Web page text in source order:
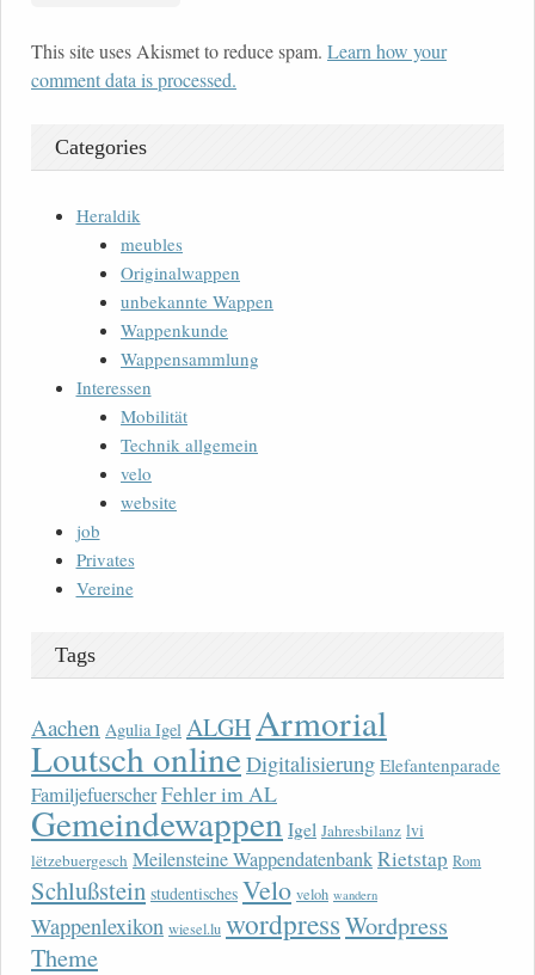
This site uses Akismet to reduce spam. Learn how your
comment data is processed.
Categories
Heraldik
meubles
Originalwappen
unbekannte Wappen
Wappenkunde
Wappensammlung
Interessen
Mobilität
Technik allgemein
velo
website
job
Privates
Vereine
Tags
Aachen Agulia Igel ALGH Armorial
Loutsch onlineDigitalisierung Elefantenparade
FamiljefuerscherFehler im AL
Gemeindewappen Igel Jahresbilanz lvi
lëtzebuergesch Meilensteine WappendatenbankRietstap Rom
Schlußstein studentisches Velo veloh wandern
Wappenlexikon wiesel.lu wordpressWordpress
Theme